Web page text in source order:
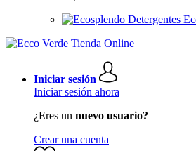
Detergentes
Iniciar sesión
Iniciar sesión ahora
¿Eres un nuevo usuario?
Crear una cuenta